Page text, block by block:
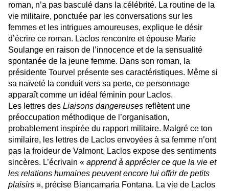
roman, n’a pas basculé dans la célébrité. La routine de la
vie militaire, ponctuée par les conversations sur les
femmes et les intrigues amoureuses, explique le désir
d’écrire ce roman. Laclos rencontre et épouse Marie
Soulange en raison de l’innocence et de la sensualité
spontanée de la jeune femme. Dans son roman, la
présidente Tourvel présente ses caractéristiques. Même si
sa naïveté la conduit vers sa perte, ce personnage
apparaît comme un idéal féminin pour Laclos.
Les lettres des Liaisons dangereuses reflètent une
préoccupation méthodique de l’organisation,
probablement inspirée du rapport militaire. Malgré ce ton
similaire, les lettres de Laclos envoyées à sa femme n’ont
pas la froideur de Valmont. Laclos expose des sentiments
sincères. L’écrivain « apprend à apprécier ce que la vie et
les relations humaines peuvent encore lui offrir de petits
plaisirs », précise Biancamaria Fontana. La vie de Laclos